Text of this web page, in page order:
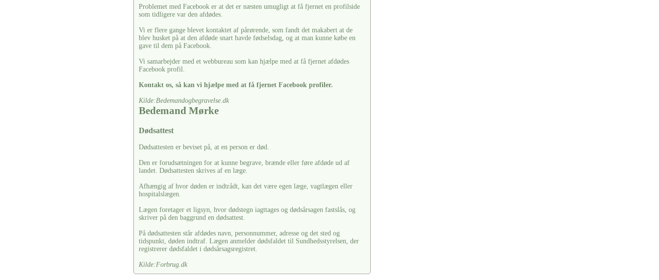
Problemet med Facebook er at det er næsten umugligt at få fjernet en profilside
som tidligere var den afdødes.
Vi er flere gange blevet kontaktet af pårørende, som fandt det makabert at de
blev husket på at den afdøde snart havde fødselsdag, og at man kunne købe en
gave til dem på Facebook.
Vi samarbejder med et webbureau som kan hjælpe med at få fjernet afdødes
Facebook profil.
Kontakt os, så kan vi hjælpe med at få fjernet Facebook profiler.
Kilde:Bedemandogbegravelse.dk
Bedemand Mørke
Dødsattest
Dødsattesten er beviset på, at en person er død.
Den er forudsætningen for at kunne begrave, brænde eller føre afdøde ud af
landet. Dødsattesten skrives af en læge.
Afhængig af hvor døden er indtrådt, kan det være egen læge, vagtlægen eller
hospitalslægen.
Lægen foretager et ligsyn, hvor dødstegn iagttages og dødsårsagen fastslås, og
skriver på den baggrund en dødsattest.
På dødsattesten står afdødes navn, personnummer, adresse og det sted og
tidspunkt, døden indtraf. Lægen anmelder dødsfaldet til Sundhedsstyrelsen, der
registrerer dødsfaldet i dødsårsagsregistret.
Kilde:Forbrug.dk